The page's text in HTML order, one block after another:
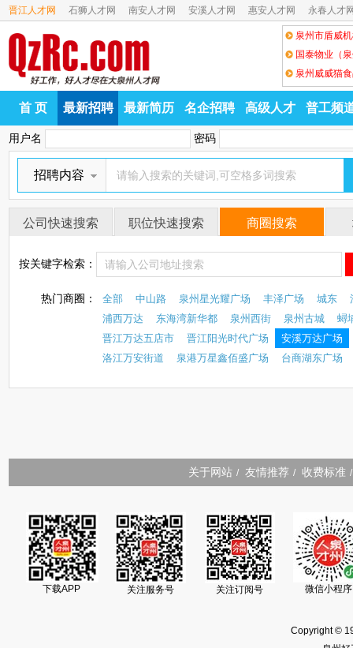
晋江人才网 石狮人才网 南安人才网 安溪人才网 惠安人才网 永春人才
泉州市盾威
国泰物业（
泉州威威猫
首 页 最新招聘 最新简历 名企招聘 高级人才 普工频
用户名 密码
招聘内容
公司快速搜索 职位快速搜索 商圈搜索
按关键字检索：
热门商圈： 全部 中山路 泉州星光耀广场 丰泽广场 城东
浦西万达
东海湾新华都 泉州西街 泉州古城
蟳
晋江万达五店市
晋江阳光时代广场
安溪万达广场
洛江万安街道
泉港万星鑫佰盛广场 台商湖东广场
关于网站 / 友情推荐 / 收费标准 /
下载APP 关注服务号 关注订阅号 微信小程序
Copyright ©